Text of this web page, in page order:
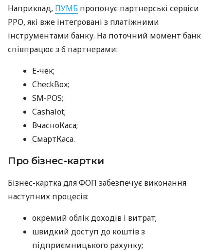
Наприклад, ПУМБ пропонує партнерські сервіси
РРО, які вже інтегровані з платіжними
інструментами банку. На поточний момент банк
співпрацює з 6 партнерами:
E-чек;
CheckBox;
SM-POS;
Cashalot;
ВчасноКаса;
СмартКаса.
Про бізнес-картки
Бізнес-картка для ФОП забезпечує виконання
наступних процесів:
окремий облік доходів і витрат;
швидкий доступ до коштів з
підприємницького рахунку;